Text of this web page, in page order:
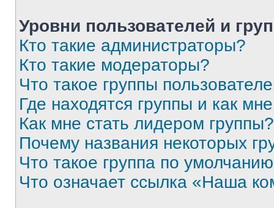
Уровни пользователей и
Кто такие администраторы?
Кто такие модераторы?
Что такое группы
Где находятся группы и как
Как мне стать лидером группы?
Почему названия некоторых
Что такое группа по
Что означает ссылка «Наша